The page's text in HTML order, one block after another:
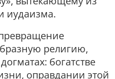
иудаизма.
религию,
богатстве
оправдании этой